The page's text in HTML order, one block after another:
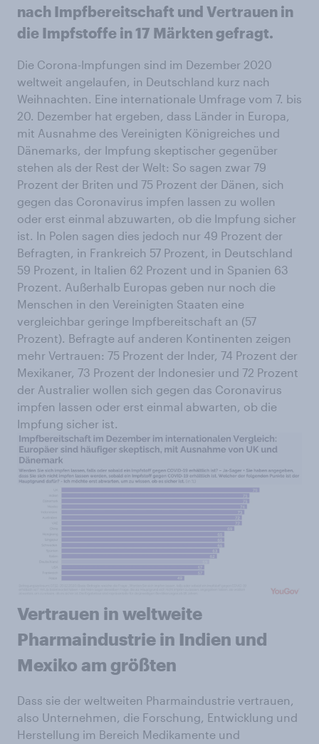
nach Impfbereitschaft und Vertrauen in
die Impfstoffe in 17 Märkten gefragt.
Die Corona-Impfungen sind im Dezember 2020
weltweit angelaufen, in Deutschland kurz nach
Weihnachten. Eine internationale Umfrage vom 7. bis
20. Dezember hat ergeben, dass Länder in Europa,
mit Ausnahme des Vereinigten Königreiches und
Dänemarks, der Impfung skeptischer gegenüber
stehen als der Rest der Welt: So sagen zwar 79
Prozent der Briten und 75 Prozent der Dänen, sich
gegen das Coronavirus impfen lassen zu wollen
oder erst einmal abzuwarten, ob die Impfung sicher
ist. In Polen sagen dies jedoch nur 49 Prozent der
Befragten, in Frankreich 57 Prozent, in Deutschland
59 Prozent, in Italien 62 Prozent und in Spanien 63
Prozent. Außerhalb Europas geben nur noch die
Menschen in den Vereinigten Staaten eine
vergleichbar geringe Impfbereitschaft an (57
Prozent). Befragte auf anderen Kontinenten zeigen
mehr Vertrauen: 75 Prozent der Inder, 74 Prozent der
Mexikaner, 73 Prozent der Indonesier und 72 Prozent
der Australier wollen sich gegen das Coronavirus
impfen lassen oder erst einmal abwarten, ob die
Impfung sicher ist.
Vertrauen in weltweite
Pharmaindustrie in Indien und
Mexiko am größten
Dass sie der weltweiten Pharmaindustrie vertrauen,
also Unternehmen, die Forschung, Entwicklung und
Herstellung im Bereich Medikamente und